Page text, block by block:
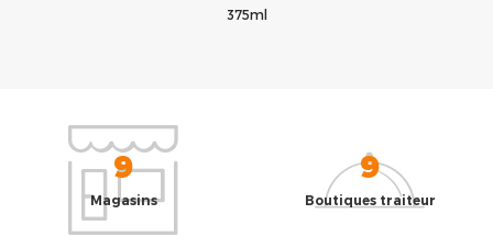
375ml
9
Magasins
9
Boutiques traiteur